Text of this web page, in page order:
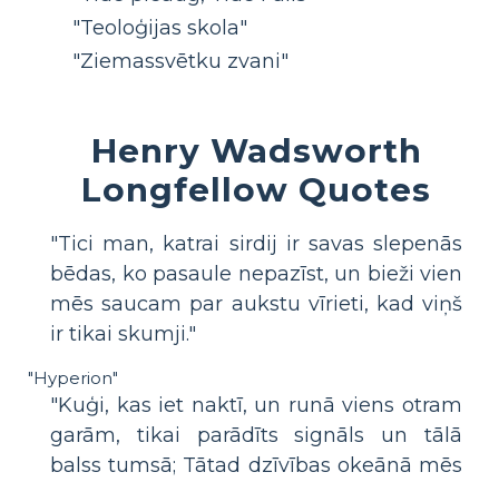
"Teoloģijas skola"
"Ziemassvētku zvani"
Henry Wadsworth
Longfellow Quotes
"Tici man, katrai sirdij ir savas slepenās
bēdas, ko pasaule nepazīst, un bieži vien
mēs saucam par aukstu vīrieti, kad viņš
ir tikai skumji."
"Hyperion"
"Kuģi, kas iet naktī, un runā viens otram
garām, tikai parādīts signāls un tālā
balss tumsā; Tātad dzīvības okeānā mēs